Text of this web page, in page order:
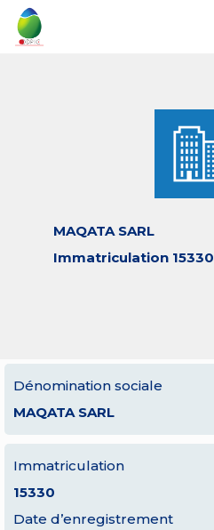
MAQATA SARL
Immatriculation 15330
Dénomination sociale
MAQATA SARL
Immatriculation
15330
Date d’enregistrement